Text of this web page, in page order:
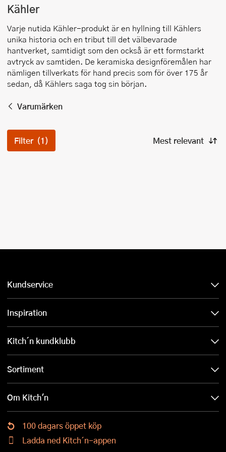
Kähler
Varje nutida Kähler-produkt är en hyllning till Kählers
unika historia och en tribut till det välbevarade
hantverket, samtidigt som den också är ett formstarkt
avtryck av samtiden. De keramiska designföremålen har
nämligen tillverkats för hand precis som för över 175 år
sedan, då Kählers saga tog sin början.
Varumärken
Filter (1)
Kundservice
Inspiration
Kitch´n kundklubb
Sortiment
Om Kitch'n
100 dagars öppet köp
Ladda ned Kitch´n-appen